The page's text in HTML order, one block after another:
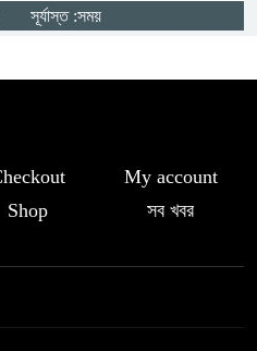
দাবির মধ্যেই আরেক নারীর ঘরে
সূর্যাস্ত :সময়
My account
Shop সব খবর